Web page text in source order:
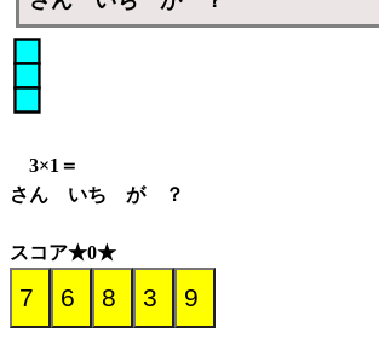
3×1＝
さん いち が ？
スコア★0★